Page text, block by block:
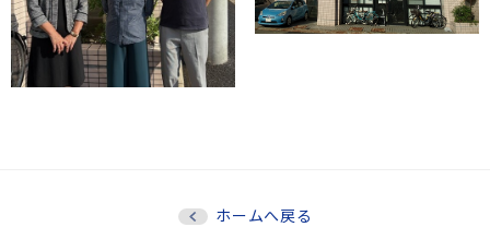
ホームへ戻る